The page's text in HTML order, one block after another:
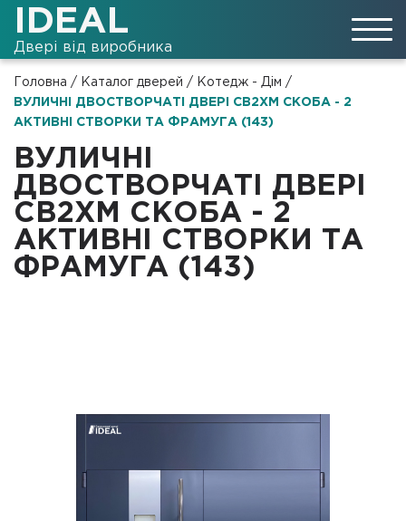
IDEAL
Двері від виробника
Головна / Каталог дверей / Котедж - Дім /
ВУЛИЧНІ ДВОСТВОРЧАТІ ДВЕРІ СВ2ХМ СКОБА - 2
АКТИВНІ СТВОРКИ ТА ФРАМУГА (143)
ВУЛИЧНІ
ДВОСТВОРЧАТІ ДВЕРІ
СВ2ХМ СКОБА - 2
АКТИВНІ СТВОРКИ ТА
ФРАМУГА (143)